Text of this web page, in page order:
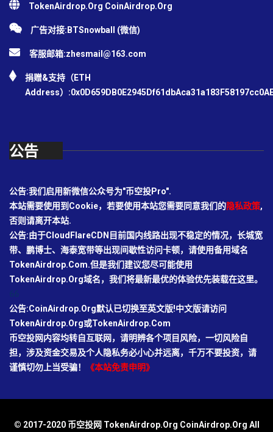
TokenAirdrop.Org CoinAirdrop.Org
广告对接:BTSnowball (微信)
客服邮箱:zhesmail@163.com
捐赠&支持（ETH
Address）
公告
公告:我们启用新微信公众号为"币空投Pro".
本站需要使用到Cookie，若要使用本站您需要同意我们的隐私政策,
否则请离开本站.
公告:由于CloudFlareCDN目前国内线路出现不稳定的情况，长城宽
带、鹏博士、海泰宽带等出现间歇性访问卡顿，请使用备用域名
TokenAirdrop.Com.但是我们建议您尽可能使用
TokenAirdrop.Org域名，我们将最新最优的体验优先装载在这里。
公告:CoinAirdrop.Org默认已切换至英文版!中文版请访问
TokenAirdrop.Org或TokenAirdrop.Com
币空投网内容均转自互联网，请明辨各个项目风险，一切风险自
担，涉及资金交易及个人隐私务必小心并远离，千万不要投资，请
谨慎切勿上当受骗！
《本站免责申明》
© 2017-2020 币空投网 TokenAirdrop.Org CoinAirdrop.Org All